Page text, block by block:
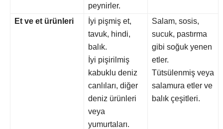
peynirler.
Et ve et ürünleri
İyi pişmiş et,
tavuk, hindi,
balık.
İyi pişirilmiş
kabuklu deniz
canlıları, diğer
deniz ürünleri
veya
yumurtaları.
Salam, sosis,
sucuk, pastırma
gibi soğuk yenen
etler.
Tütsülenmiş veya
salamura etler ve
balık çeşitleri.